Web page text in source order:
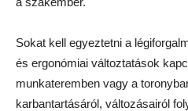
Sokat kell egyeztetni a
és ergonómiai változtatások
munkateremben vagy a
karbantartásáról, változásairól